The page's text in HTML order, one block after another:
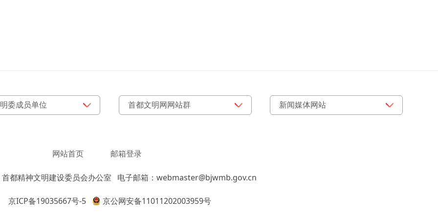
网站首页 邮箱登录
都精神文明建设委员会办公室 电子邮箱：webmaster@bjwmb.gov.cn
京ICP备19035667号-5 京公网安备11011202003959号